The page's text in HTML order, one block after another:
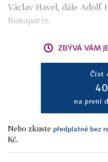
Václav Havel, dále Adolf
Bonaparte.
ZBÝVÁ VÁM
Číst
na první
Nebo zkuste předplatné bez
Kč.